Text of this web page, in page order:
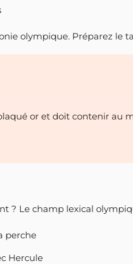
olympique. Préparez le
or et doit contenir au
? Le champ lexical
perche
Hercule